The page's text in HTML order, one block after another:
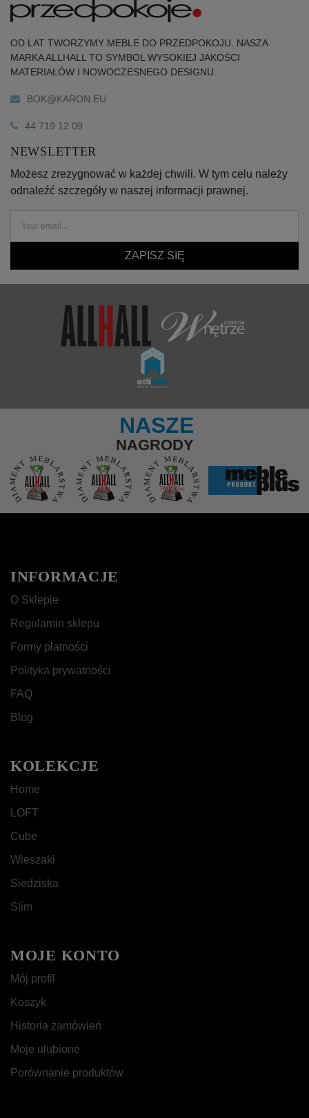
OD LAT TWORZYMY MEBLE DO PRZEDPOKOJU. NASZA
MARKA ALLHALL TO SYMBOL WYSOKIEJ JAKOŚCI
MATERIAŁÓW I NOWOCZESNEGO DESIGNU.
BOK@KARON.EU
44 719 12 09
NEWSLETTER
Możesz zrezygnować w każdej chwili. W tym celu należy
odnaleźć szczegóły w naszej informacji prawnej.
ZAPISZ SIĘ
NASZE
NAGRODY
INFORMACJE
O Sklepie
Regulamin sklepu
Formy płatności
Polityka prywatności
FAQ
Blog
KOLEKCJE
Home
LOFT
Cube
Wieszaki
Siedziska
Slim
MOJE KONTO
Mój profil
Koszyk
Historia zamówień
Moje ulubione
Porównanie produktów